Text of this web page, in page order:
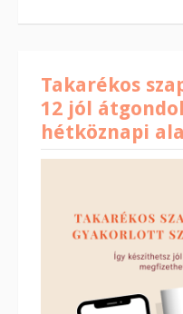
Takarékos
12 jól
hétköznapi